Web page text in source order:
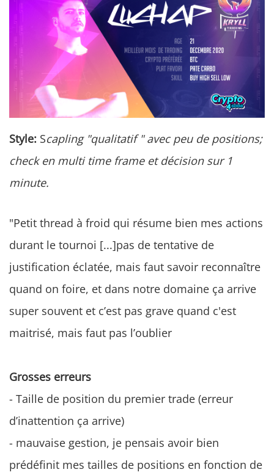
Style: Scapling "qualitatif " avec peu de positions;
check en multi time frame et décision sur 1
minute.
"Petit thread à froid qui résume bien mes actions
durant le tournoi [...]pas de tentative de
justification éclatée, mais faut savoir reconnaître
quand on foire, et dans notre domaine ça arrive
super souvent et c’est pas grave quand c'est
maitrisé, mais faut pas l’oublier
Grosses erreurs
- Taille de position du premier trade (erreur
d’inattention ça arrive)
- mauvaise gestion, je pensais avoir bien
prédéfinit mes tailles de positions en fonction de